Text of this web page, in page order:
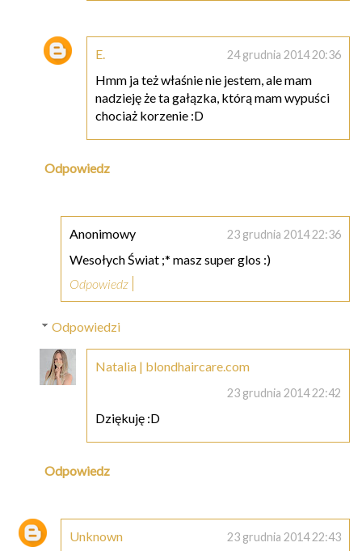
E. 24 grudnia 2014 20:36
Hmm ja też właśnie nie jestem, ale mam
nadzieję że ta gałązka, którą mam wypuści
chociaż korzenie :D
Odpowiedz
Anonimowy 23 grudnia 2014 22:36
Wesołych Świat ;* masz super glos :)
Odpowiedz
Odpowiedzi
Natalia | blondhaircare.com
23 grudnia 2014 22:42
Dziękuję :D
Odpowiedz
Unknown 23 grudnia 2014 22:43